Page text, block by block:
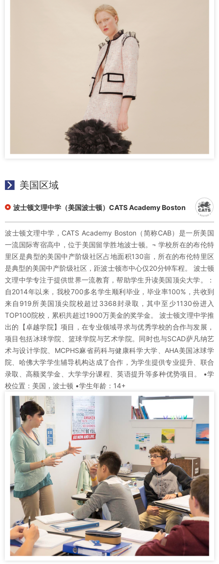
美国区域
波士顿文理中学（美国波士顿）CATS Academy Boston
波士顿文理中学，CATS Academy Boston（简称CAB）是一所美国
一流国际寄宿高中，位于美国留学胜地波士顿。¬ 学校所在的布伦特
里区是典型的美国中产阶级社区占地面积130亩，所在的布伦特里区
是典型的美国中产阶级社区，距波士顿市中心仅20分钟车程。 波士顿
文理中学专注于提供世界一流教育，帮助学生升读美国顶尖大学。：
自2014年以来，我校700多名学生顺利毕业，毕业率100%，共收到
来自919所美国顶尖院校超过3368封录取，其中至少1130份进入
TOP100院校，累积共超过1900万美金的奖学金。 波士顿文理中学推
出的【卓越学院】项目，在专业领域寻求与优秀学校的合作与发展，
项目包括冰球学院、篮球学院与艺术学院。同时也与SCAD萨凡纳艺
术与设计学院、MCPHS麻省药科与健康科学大学、AHA美国冰球学
院、哈佛大学学生辅导机构达成了合作，为学生提供专业提升、联合
录取、高额奖学金、大学学分课程、英语提升等多种优势项目。 •学
校位置：美国，波士顿 •学生年龄：14+